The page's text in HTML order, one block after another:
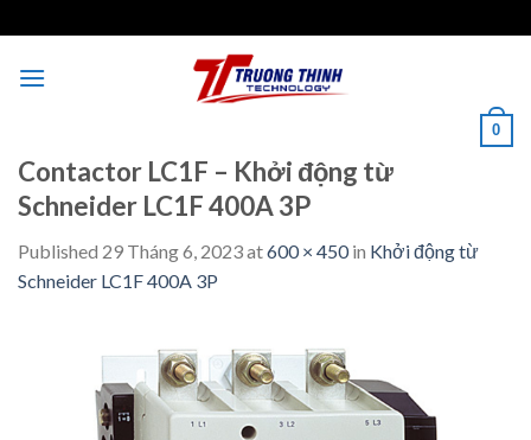
to
content
0
Contactor LC1F – Khởi động từ
Schneider LC1F 400A 3P
Published 29 Tháng 6, 2023at600 × 450in Khởi động từ
Schneider LC1F 400A 3P